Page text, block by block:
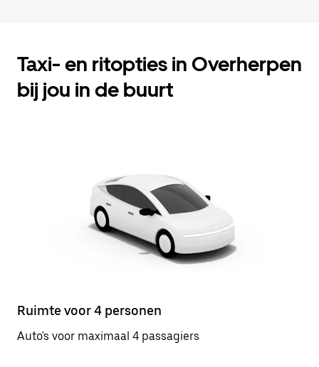
Taxi- en ritopties in Overherpen
bij jou in de buurt
Ruimte voor 4 personen
Auto's voor maximaal 4 passagiers